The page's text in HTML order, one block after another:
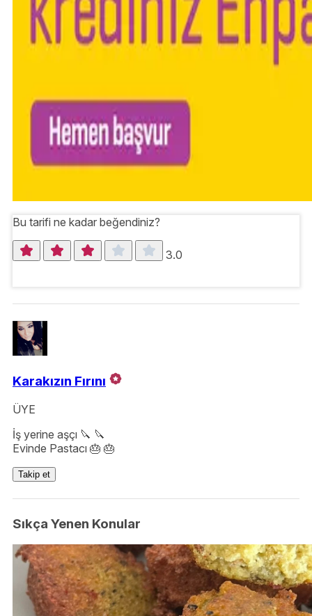
Bu tarifi ne kadar beğendiniz?
3.0
Karakızın Fırını
ÜYE
İş yerine aşçı 🔪 🔪
Evinde Pastacı 🎂 🎂
Takip et
Sıkça Yenen Konular